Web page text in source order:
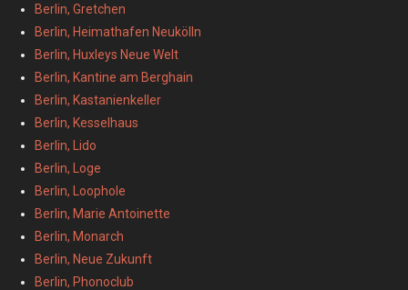
Berlin, Gretchen
Berlin, Heimathafen Neukölln
Berlin, Huxleys Neue Welt
Berlin, Kantine am Berghain
Berlin, Kastanienkeller
Berlin, Kesselhaus
Berlin, Lido
Berlin, Loge
Berlin, Loophole
Berlin, Marie Antoinette
Berlin, Monarch
Berlin, Neue Zukunft
Berlin, Phonoclub